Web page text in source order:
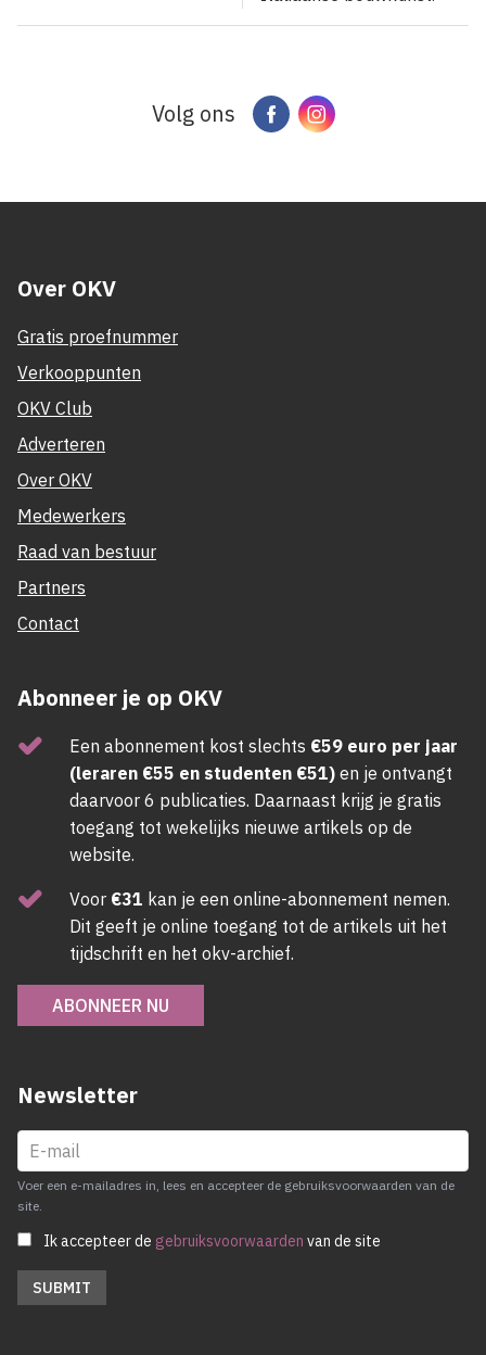
Volg ons FacebookInstagram
Over OKV
Gratis proefnummer
Verkooppunten
OKV Club
Adverteren
Over OKV
Medewerkers
Raad van bestuur
Partners
Contact
Abonneer je op OKV
Een abonnement kost slechts €59 euro per jaar
(leraren €55 en studenten €51) en je ontvangt
daarvoor 6 publicaties. Daarnaast krijg je gratis
toegang tot wekelijks nieuwe artikels op de
website.
Voor €31 kan je een online-abonnement nemen.
Dit geeft je online toegang tot de artikels uit het
tijdschrift en het okv-archief.
ABONNEER NU
Newsletter
Voer een e-mailadres in, lees en accepteer de gebruiksvoorwaarden van de
site.
Ik accepteer de gebruiksvoorwaarden van de site